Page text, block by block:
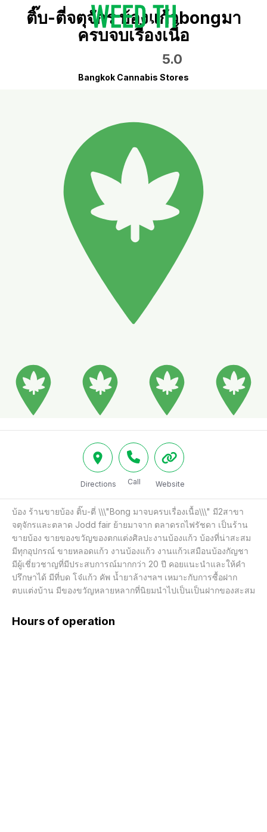
ติ๊บ-ตี่จตุจักร บ้องแก้วbongมา
ครบจบเรื่องเนื้อ
5.0
Bangkok Cannabis Stores
Directions Call Website
บ้อง ร้านขายบ้อง ติ๊บ-ตี่ \\\"Bong มาจบครบเรื่องเนื้อ\\\" มี2สาขา
จตุจักรและตลาด Jodd fair ย้ายมาจาก ตลาดรถไฟรัชดา เป็นร้าน
ขายบ้อง ขายของขวัญของตกแต่งศิลปะงานบ้องแก้ว บ้องที่น่าสะสม
มีทุกอุปกรณ์ ขายหลอดแก้ว งานบ้องแก้ว งานแก้วเสมือนบ้องกัญชา
มีผู้เชี่ยวชาญที่มีประสบการณ์มากกว่า 20 ปี คอยแนะนำและให้คำ
ปรึกษาได้ มีที่บด โจ๋แก้ว คัพ น้ำยาล้างฯลฯ เหมาะกับการซื้อฝาก
ตบแต่งบ้าน มีของขวัญหลายหลากที่นิยมนำไปเป็นเป็นฝากของสะสม
Hours of operation